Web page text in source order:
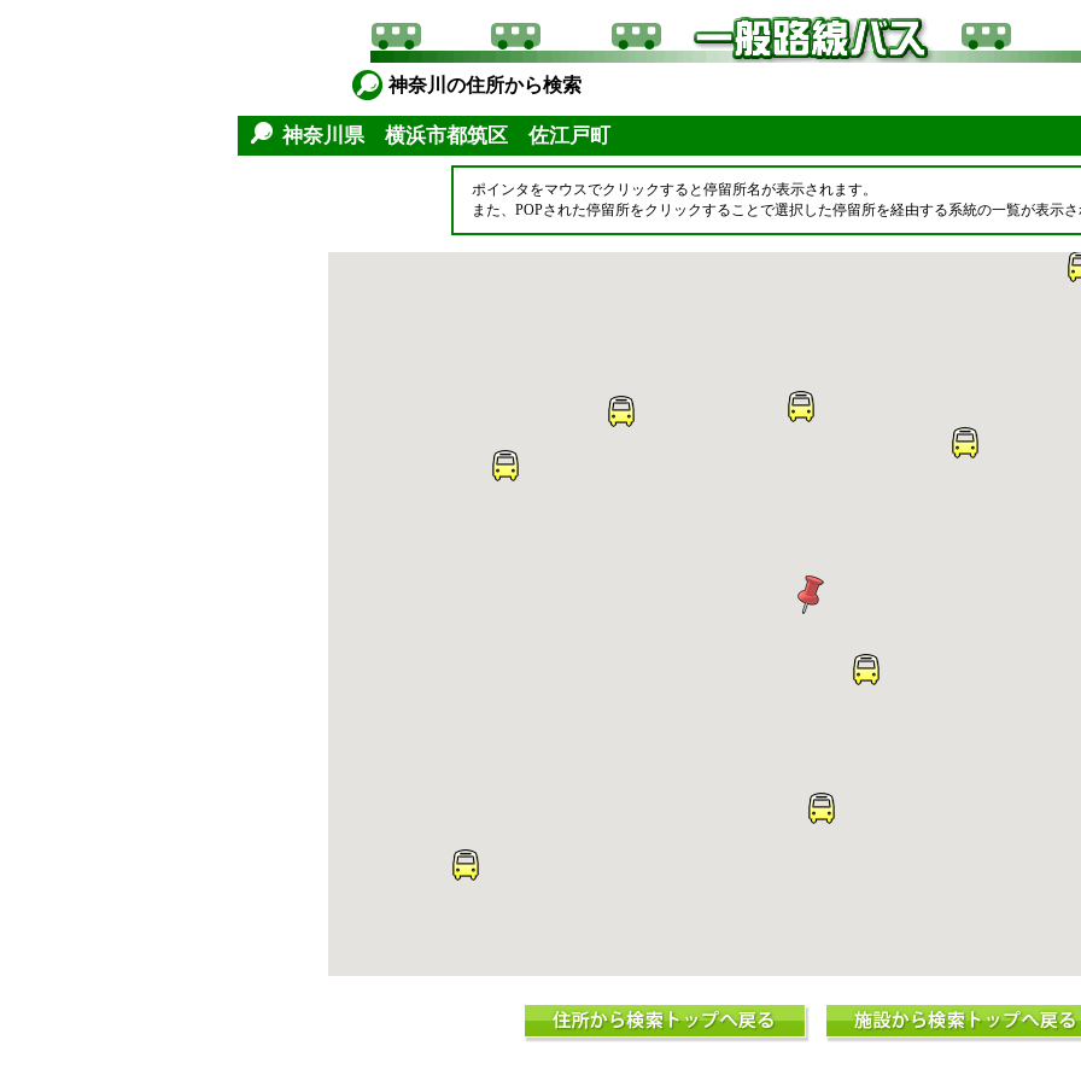
神奈川の住所から検索
神奈川県 横浜市都筑区 佐江戸町
ポインタをマウスでクリックすると停留所名が表示されます。
また、POPされた停留所をクリックすることで選択した停留所を経由する系統の一覧が表示